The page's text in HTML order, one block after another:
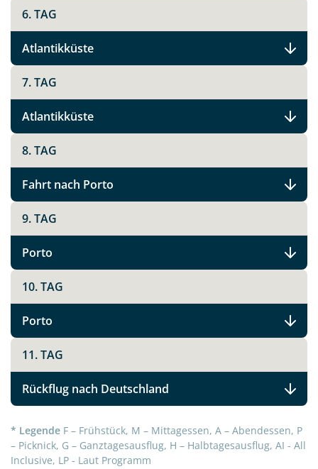
6. TAG
Atlantikküste
7. TAG
Atlantikküste
8. TAG
Fahrt nach Porto
9. TAG
Porto
10. TAG
Porto
11. TAG
Rückflug nach Deutschland
* Legende F – Frühstück, M – Mittagessen, A – Abendessen, P
– Picknick, G – Ganztagesausflug, H – Halbtagesausflug, AI - All
Inclusive, LP - Laut Programm